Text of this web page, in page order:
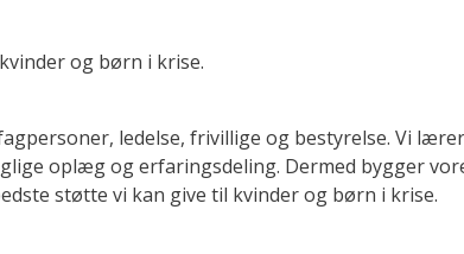
og børn i krise.
ledelse, frivillige og bestyrelse. Vi
oplæg og erfaringsdeling. Dermed bygger
støtte vi kan give til kvinder og børn i krise.